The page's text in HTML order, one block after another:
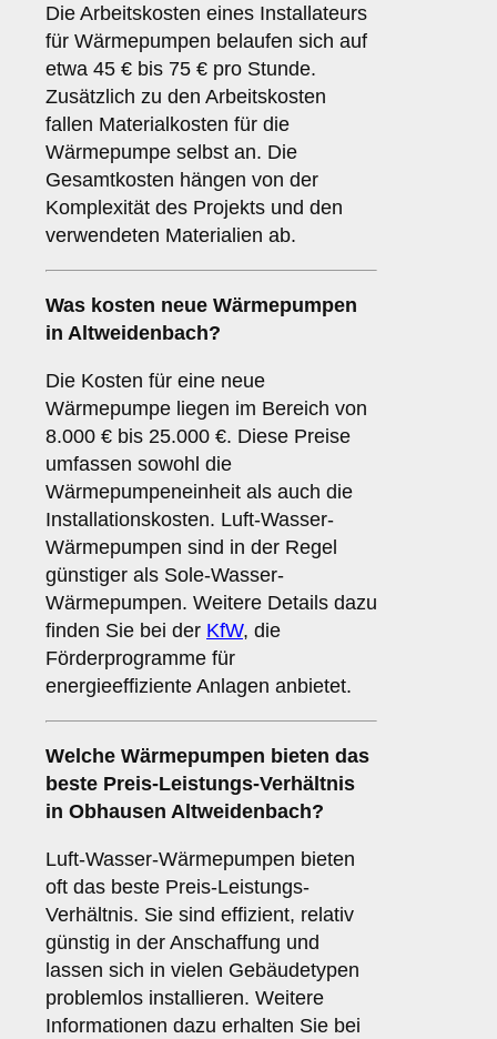
Die Arbeitskosten eines Installateurs
für Wärmepumpen belaufen sich auf
etwa 45 € bis 75 € pro Stunde.
Zusätzlich zu den Arbeitskosten
fallen Materialkosten für die
Wärmepumpe selbst an. Die
Gesamtkosten hängen von der
Komplexität des Projekts und den
verwendeten Materialien ab.
Was kosten neue Wärmepumpen
in Altweidenbach?
Die Kosten für eine neue
Wärmepumpe liegen im Bereich von
8.000 € bis 25.000 €. Diese Preise
umfassen sowohl die
Wärmepumpeneinheit als auch die
Installationskosten. Luft-Wasser-
Wärmepumpen sind in der Regel
günstiger als Sole-Wasser-
Wärmepumpen. Weitere Details dazu
finden Sie bei der KfW, die
Förderprogramme für
energieeffiziente Anlagen anbietet.
Welche Wärmepumpen bieten das
beste Preis-Leistungs-Verhältnis
in Obhausen Altweidenbach?
Luft-Wasser-Wärmepumpen bieten
oft das beste Preis-Leistungs-
Verhältnis. Sie sind effizient, relativ
günstig in der Anschaffung und
lassen sich in vielen Gebäudetypen
problemlos installieren. Weitere
Informationen dazu erhalten Sie bei